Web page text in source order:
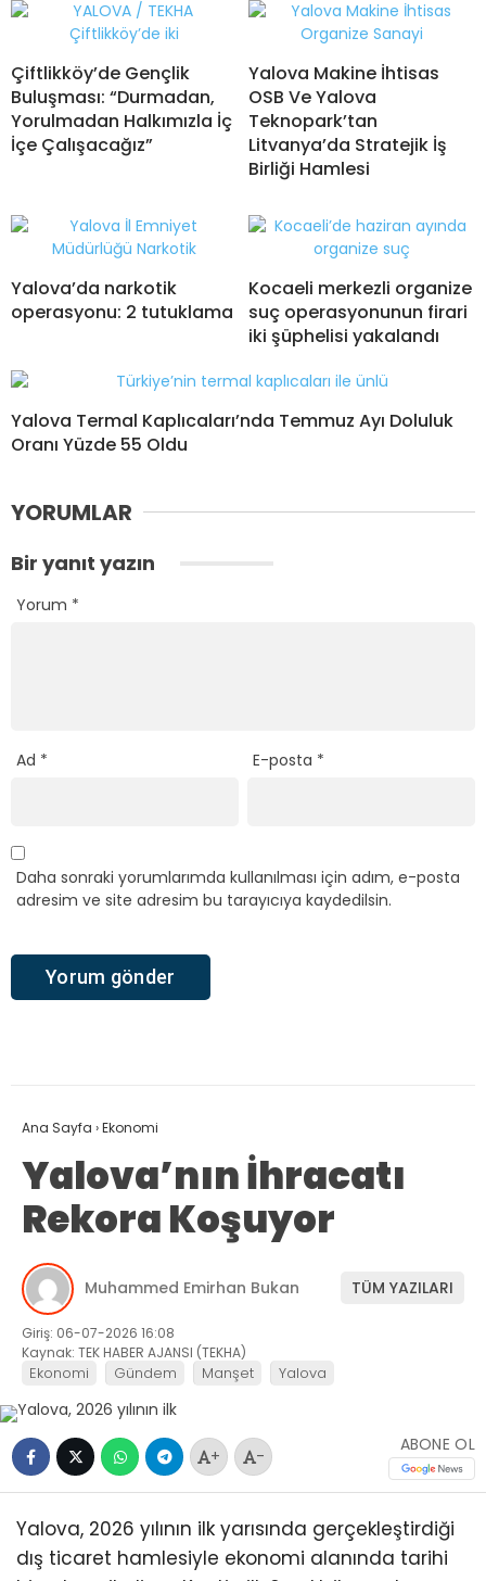
Çiftlikköy’de Gençlik
Buluşması: “Durmadan,
Yorulmadan Halkımızla İç
İçe Çalışacağız”
Yalova Makine İhtisas
OSB Ve Yalova
Teknopark’tan
Litvanya’da Stratejik İş
Birliği Hamlesi
Yalova’da narkotik
operasyonu: 2 tutuklama
Kocaeli merkezli organize
suç operasyonunun firari
iki şüphelisi yakalandı
Yalova Termal Kaplıcaları’nda Temmuz Ayı Doluluk
Oranı Yüzde 55 Oldu
YORUMLAR
Bir yanıt yazın
Yorum *
Ad * E-posta *
Daha sonraki yorumlarımda kullanılması için adım, e-posta
adresim ve site adresim bu tarayıcıya kaydedilsin.
Ana Sayfa ›Ekonomi
Yalova’nın İhracatı
Rekora Koşuyor
Muhammed Emirhan Bukan TÜM YAZILARI
Giriş: 06-07-2026 16:08
Kaynak: TEK HABER AJANSI (TEKHA)
Ekonomi Gündem Manşet Yalova
+ -
ABONE OL
Yalova, 2026 yılının ilk yarısında gerçekleştirdiği
dış ticaret hamlesiyle ekonomi alanında tarihi